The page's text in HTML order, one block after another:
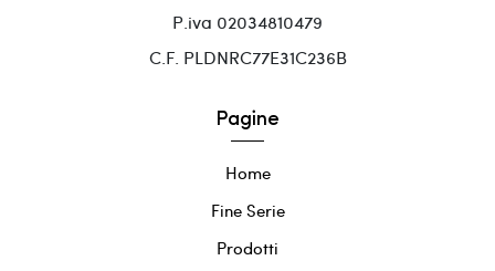
P.iva 02034810479
C.F. PLDNRC77E31C236B
Pagine
Home
Fine Serie
Prodotti